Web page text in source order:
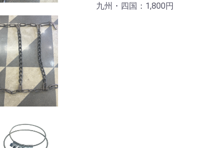
九州・四国：1,800円